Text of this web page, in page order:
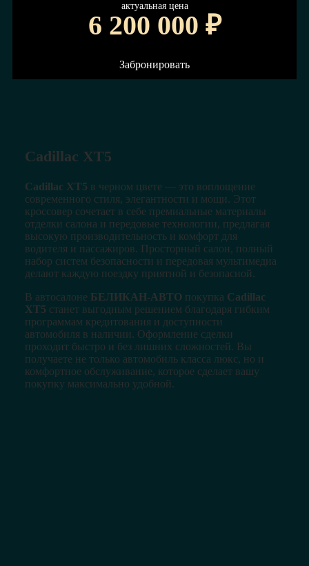
актуальная цена
6 200 000 ₽
Забронировать
Cadillac XT5
Cadillac XT5 в черном цвете — это воплощение
современного стиля, элегантности и мощи. Этот
кроссовер сочетает в себе премиальные материалы
отделки салона и передовые технологии, предлагая
высокую производительность и комфорт для
водителя и пассажиров. Просторный салон, полный
набор систем безопасности и передовая мультимедиа
делают каждую поездку приятной и безопасной.
В автосалоне БЕЛИКАН-АВТОпокупка Cadillac
XT5 станет выгодным решением благодаря гибким
программам кредитования и доступности
автомобиля в наличии. Оформление сделки
проходит быстро и без лишних сложностей. Вы
получаете не только автомобиль класса люкс, но и
комфортное обслуживание, которое сделает вашу
покупку максимально удобной.